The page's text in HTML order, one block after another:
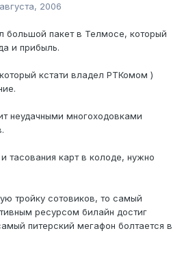
2006
большой пакет в Телмосе, который
и прибыль.
кстати владел РТКомом )
неудачными многоходовками
тасования карт в колоде, нужно
тройку сотовиков, то самый
ресурсом билайн достиг
питерский мегафон болтается в